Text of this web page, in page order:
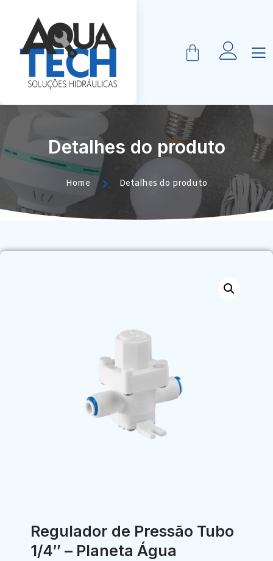
Detalhes do produto
Home Detalhes do produto
Regulador de Pressão Tubo
1/4″ – Planeta Água